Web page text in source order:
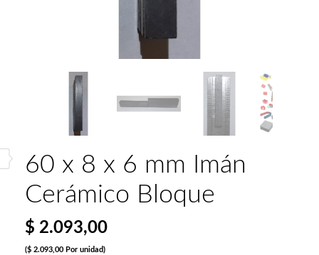
60 x 8 x 6 mm Imán
Cerámico Bloque
$ 2.093,00
($ 2.093,00 Por unidad)